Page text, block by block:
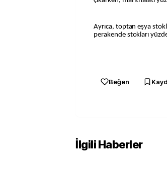
Ayrıca, toptan eşya
perakende stokları
Beğen
İlgili Haberler